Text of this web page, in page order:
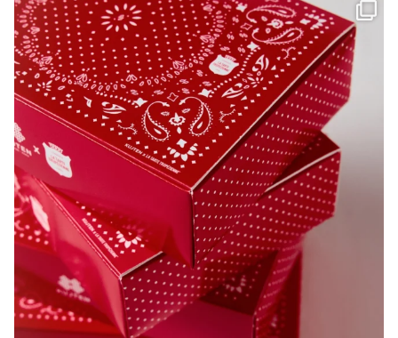
Un été, deux icônes, une création exclusive. ...
96 2